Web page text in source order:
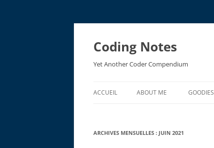
Aller
contenu
Coding Notes
Yet Another Coder Compendium
ACCUEIL ABOUT ME GOODIES
ARCHIVES MENSUELLES : JUIN 2021